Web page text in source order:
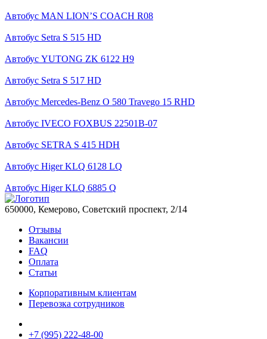
Автобус MAN LION’S COACH R08
Автобус Setra S 515 HD
Автобус YUTONG ZK 6122 H9
Автобус Setra S 517 HD
Автобус Mercedes-Benz O 580 Travego 15 RHD
Автобус IVECO FOXBUS 22501В-07
Автобус SETRA S 415 HDH
Автобус Higer KLQ 6128 LQ
Автобус Higer KLQ 6885 Q
650000, Кемерово, Советский проспект, 2/14
Отзывы
Вакансии
FAQ
Оплата
Статьи
Корпоративным клиентам
Перевозка сотрудников
+7 (995) 222-48-00